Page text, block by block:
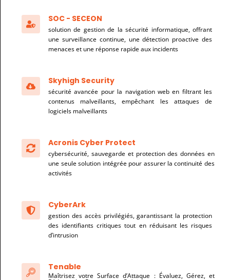
SOC - SECEON
solution de gestion de la sécurité informatique, offrant
une surveillance continue, une détection proactive des
menaces et une réponse rapide aux incidents
Skyhigh Security
sécurité avancée pour la navigation web en filtrant les
contenus malveillants, empêchant les attaques de
logiciels malveillants
Acronis Cyber Protect
cybersécurité, sauvegarde et protection des données en
une seule solution intégrée pour assurer la continuité des
activités
CyberArk
gestion des accès privilégiés, garantissant la protection
des identifiants critiques tout en réduisant les risques
d’intrusion
Tenable
Maîtrisez votre Surface d’Attaque : Évaluez, Gérez, et